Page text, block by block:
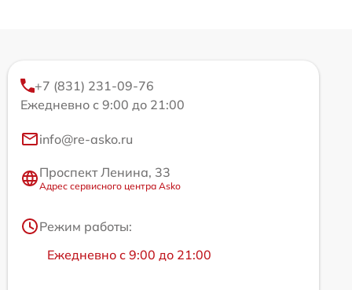
+7 (831) 231-09-76
Ежедневно с 9:00 до 21:00
info@re-asko.ru
Проспект Ленина, 33
Адрес сервисного центра Asko
Режим работы:
Ежедневно с 9:00 до 21:00